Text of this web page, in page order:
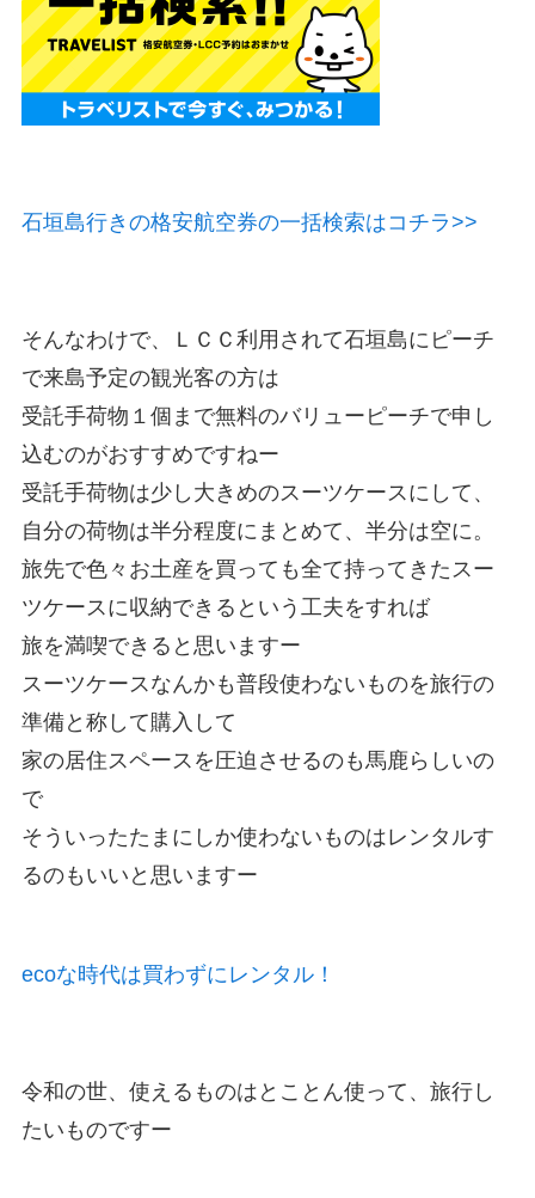
石垣島行きの格安航空券の一括検索はコチラ>>
そんなわけで、ＬＣＣ利用されて石垣島にピーチ
で来島予定の観光客の方は
受託手荷物１個まで無料のバリューピーチで申し
込むのがおすすめですねー
受託手荷物は少し大きめのスーツケースにして、
自分の荷物は半分程度にまとめて、半分は空に。
旅先で色々お土産を買っても全て持ってきたスー
ツケースに収納できるという工夫をすれば
旅を満喫できると思いますー
スーツケースなんかも普段使わないものを旅行の
準備と称して購入して
家の居住スペースを圧迫させるのも馬鹿らしいの
で
そういったたまにしか使わないものはレンタルす
るのもいいと思いますー
ecoな時代は買わずにレンタル！
令和の世、使えるものはとことん使って、旅行し
たいものですー